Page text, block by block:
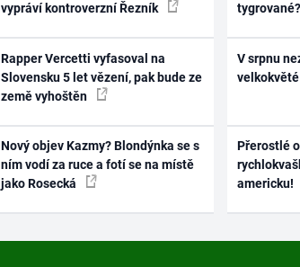
vypráví kontroverzní Řezník
Rapper Vercetti vyfasoval na
Slovensku 5 let vězení, pak bude ze
země vyhoštěn
Nový objev Kazmy? Blondýnka se s
ním vodí za ruce a fotí se na místě
jako Rosecká
tygrované?
V srpnu
Přerostlé
americku!